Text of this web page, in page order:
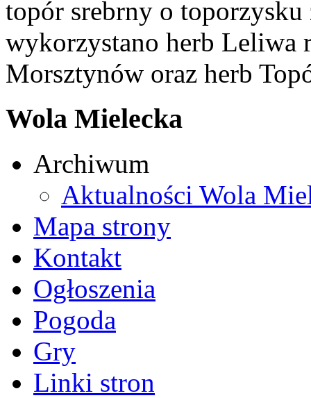
topór srebrny o
wykorzystano herb Leliwa
Morsztynów oraz herb
Wola Mielecka
Archiwum
Aktualności Wola
Mapa strony
Kontakt
Ogłoszenia
Pogoda
Gry
Linki stron